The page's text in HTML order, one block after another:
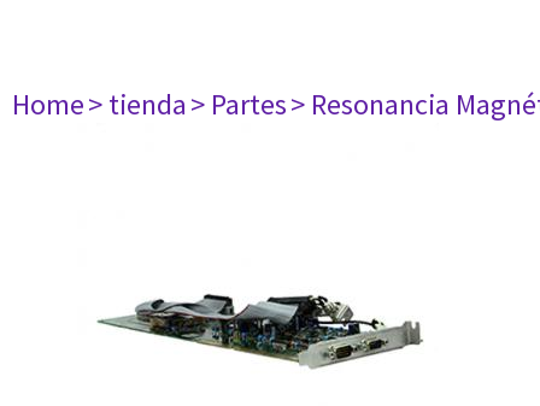
Home> tienda> Partes> Resonancia